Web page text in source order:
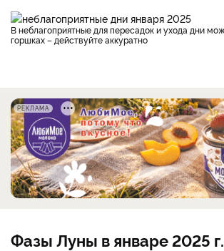
В неблагоприятные для пересадок и ухода дни можно рыхлить почву в
горшках – действуйте аккуратно
РЕКЛАМА
Фазы Луны в январе 2025 г.